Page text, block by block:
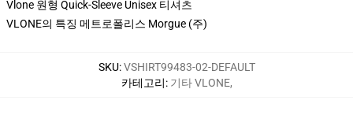
Vlone 원형 Quick-Sleeve Unisex 티셔츠
VLONE의 특징 메트로폴리스 Morgue (주)
SKU:VSHIRT99483-02-DEFAULT
카테고리: 기타 VLONE,